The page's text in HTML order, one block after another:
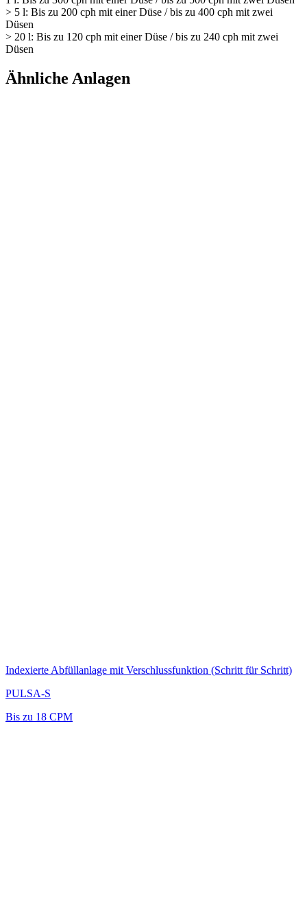
> 5 l: Bis zu 200 cph mit einer Düse / bis zu 400 cph mit zwei
Düsen
> 20 l: Bis zu 120 cph mit einer Düse / bis zu 240 cph mit zwei
Düsen
Ähnliche Anlagen
Indexierte Abfüllanlage mit Verschlussfunktion (Schritt für Schritt)
PULSA-S
Bis zu 18 CPM